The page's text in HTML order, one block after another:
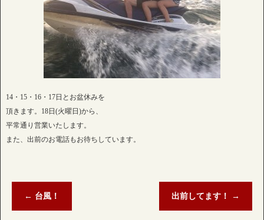
14・15・16・17日とお盆休みを
頂きます。18日(火曜日)から、
平常通り営業いたします。
また、出前のお電話もお待ちしています。
← 台風！ 出前してます！ →